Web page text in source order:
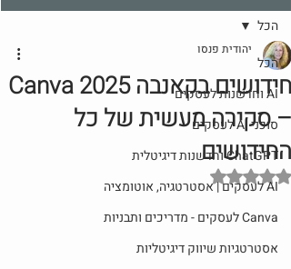
הכל
AI וחדשנות לעסקים
סוכני AI לעסקים
ChatGPT וחדשנות דיגיטלית
AI לעסקים | אסטרטגיה, אוטומציה
Canva לעסקים - מדריכים ותבניות
אסטרטגיות שיווק דיגיטליות
הכל
חידושים בקאנבה Canva 2025
– סקירה מעשית של כל
החידושים
יהודית פנסו
דירוג של NaN מתוך 5 כוכבים